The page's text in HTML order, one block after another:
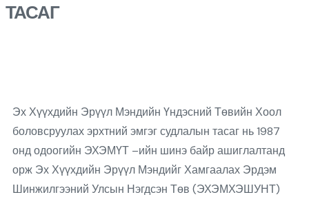
ТАСАГ
Эх Хүүхдийн Эрүүл Мэндийн Үндэсний Төвийн Хоол
боловсруулах эрхтний эмгэг судлалын тасаг нь 1987
онд одоогийн ЭХЭМҮТ –ийн шинэ байр ашиглалтанд
орж Эх Хүүхдийн Эрүүл Мэндийг Хамгаалах Эрдэм
Шинжилгээний Улсын Нэгдсэн Төв (ЭХЭМХЭШУНТ)